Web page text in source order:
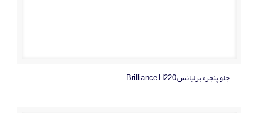
جلو پنجره برلیانس Brilliance H220